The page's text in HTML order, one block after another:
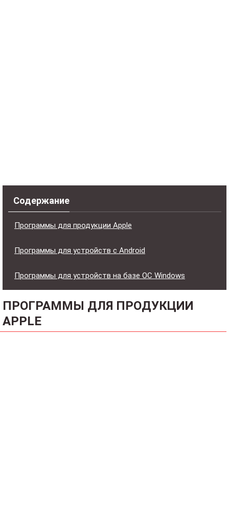
Содержание
Программы для продукции Apple
Программы для устройств с Android
Программы для устройств на базе ОС Windows
ПРОГРАММЫ ДЛЯ ПРОДУКЦИИ
APPLE